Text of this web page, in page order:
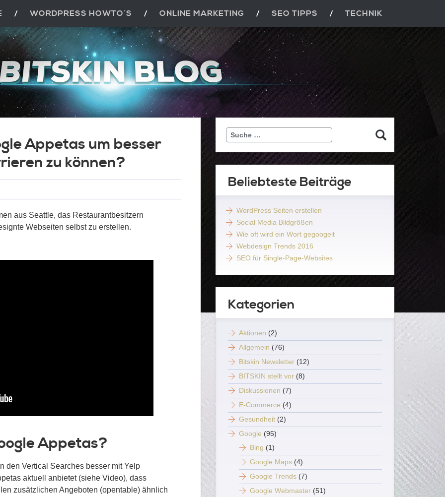
WORDPRESS HOWTO´S ONLINE MARKETING SEO TIPPS TECHNIK
Appetas um besser
zu können?
aus Seattle, das Restaurantbesitzern
Webseiten selbst zu erstellen.
Appetas?
den Vertical Searches besser mit Yelp
aktuell anbietet (siehe Video), dass
zusätzlichen Angeboten (opentable) ähnlich
Suche
…
Beliebteste Beiträge
WordPress Seiten erstellen
Social Media Bildgrößen
Wie oft wird ein Wort gegoogelt
Webdesign Trends 2016
SEO für Single-Page-Websites
Kategorien
Aktionen (2)
Allgemein (76)
Bitskin Newsletter (12)
BITSKIN stellt vor (8)
Diskussionen (7)
E-Commerce (4)
Gesundheit (2)
Google (95)
Bing (1)
Google Maps (4)
Google Trends (7)
Google Webmaster (51)